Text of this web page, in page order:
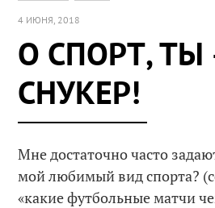
4 ИЮНЯ, 2018
О СПОРТ, ТЫ
СНУКЕР!
Мне достаточно часто
мой любимый вид спорта?
«какие футбольные матчи